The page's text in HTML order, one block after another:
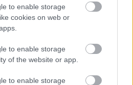
to enable storage
cookies on web or
to enable storage
of the website or app.
to enable storage